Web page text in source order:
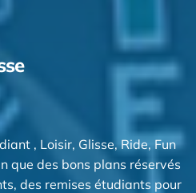
, Loisir, Glisse, Ride, Fun
que des bons plans réservés
des remises étudiants pour